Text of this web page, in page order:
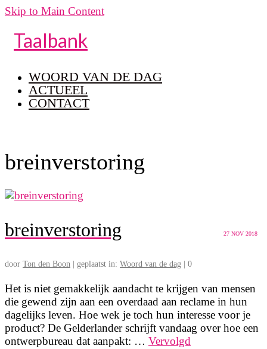
Skip to Main Content
Taalbank
WOORD VAN DE DAG
ACTUEEL
CONTACT
breinverstoring
27 NOV 2018
breinverstoring
door Ton den Boon geplaatst in: Woord van de dag 0
Het is niet gemakkelijk aandacht te krijgen van mensen
die gewend zijn aan een overdaad aan reclame in hun
dagelijks leven. Hoe wek je toch hun interesse voor je
product? De Gelderlander schrijft vandaag over hoe een
ontwerpbureau dat aanpakt: … Vervolgd